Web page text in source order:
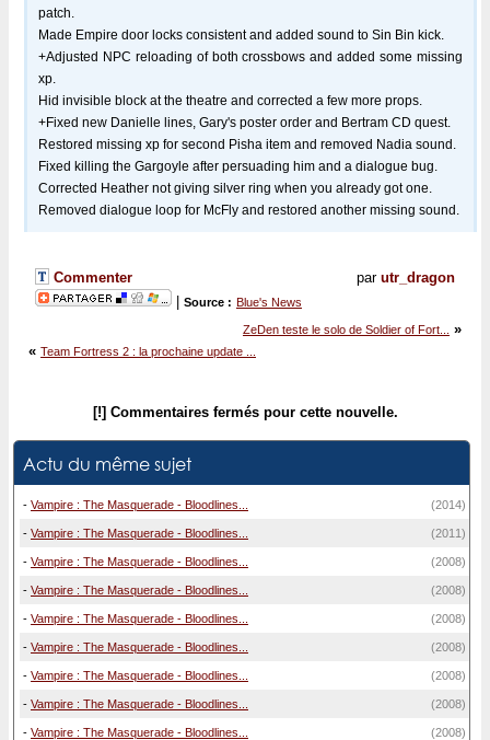
patch.
Made Empire door locks consistent and added sound to Sin Bin kick.
+Adjusted NPC reloading of both crossbows and added some missing
xp.
Hid invisible block at the theatre and corrected a few more props.
+Fixed new Danielle lines, Gary's poster order and Bertram CD quest.
Restored missing xp for second Pisha item and removed Nadia sound.
Fixed killing the Gargoyle after persuading him and a dialogue bug.
Corrected Heather not giving silver ring when you already got one.
Removed dialogue loop for McFly and restored another missing sound.
par utr_dragon
Commenter
Source : Blue's News
ZeDen teste le solo de Soldier of Fort...
»
« Team Fortress 2 : la prochaine update ...
[!] Commentaires fermés pour cette nouvelle.
Actu du même sujet
- Vampire : The Masquerade - Bloodlines... (2014)
- Vampire : The Masquerade - Bloodlines... (2011)
- Vampire : The Masquerade - Bloodlines... (2008)
- Vampire : The Masquerade - Bloodlines... (2008)
- Vampire : The Masquerade - Bloodlines... (2008)
- Vampire : The Masquerade - Bloodlines... (2008)
- Vampire : The Masquerade - Bloodlines... (2008)
- Vampire : The Masquerade - Bloodlines... (2008)
- Vampire : The Masquerade - Bloodlines... (2008)